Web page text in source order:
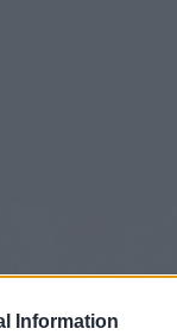
Information